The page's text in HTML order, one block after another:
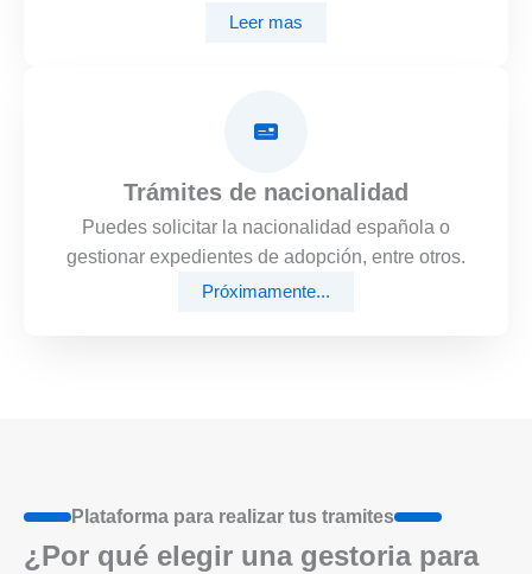
Leer mas
Trámites de nacionalidad
Puedes solicitar la nacionalidad española o
gestionar expedientes de adopción, entre otros.
Próximamente...
Plataforma para realizar tus tramites
¿Por qué elegir una gestoria para